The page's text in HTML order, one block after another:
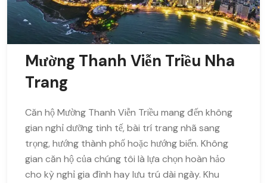
Mường Thanh Viễn Triều Nha
Trang
Căn hộ Mường Thanh Viễn Triều mang đến không
gian nghỉ dưỡng tinh tế, bài trí trang nhã sang
trọng, hướng thành phố hoặc hướng biển. Không
gian căn hộ của chúng tôi là lựa chọn hoàn hảo
cho kỳ nghỉ gia đình hay lưu trú dài ngày. Khu